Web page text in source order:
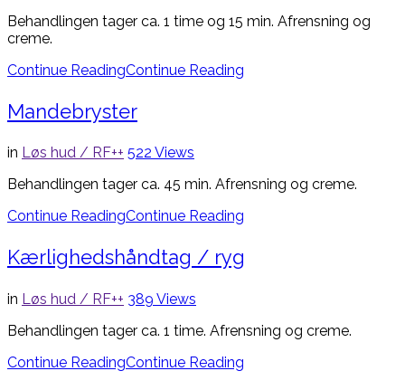
Behandlingen tager ca. 1 time og 15 min. Afrensning og
creme.
Continue ReadingContinue Reading
Mandebryster
in Løs hud / RF++ 522 Views
Behandlingen tager ca. 45 min. Afrensning og creme.
Continue ReadingContinue Reading
Kærlighedshåndtag / ryg
in Løs hud / RF++ 389 Views
Behandlingen tager ca. 1 time. Afrensning og creme.
Continue ReadingContinue Reading